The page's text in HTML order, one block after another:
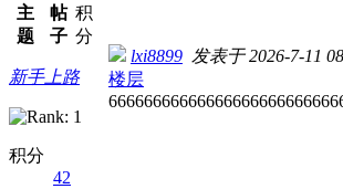
主
题
帖
子
积
分
新手上路
积分
42
lxi8899 发表于 2026-7-11
楼层